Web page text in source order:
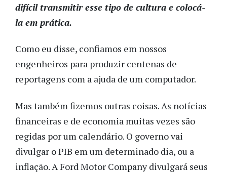
difícil transmitir esse tipo de cultura e colocá-
la em prática.
Como eu disse, confiamos em nossos
engenheiros para produzir centenas de
reportagens com a ajuda de um computador.
Mas também fizemos outras coisas. As notícias
financeiras e de economia muitas vezes são
regidas por um calendário. O governo vai
divulgar o PIB em um determinado dia, ou a
inflação. A Ford Motor Company divulgará seus